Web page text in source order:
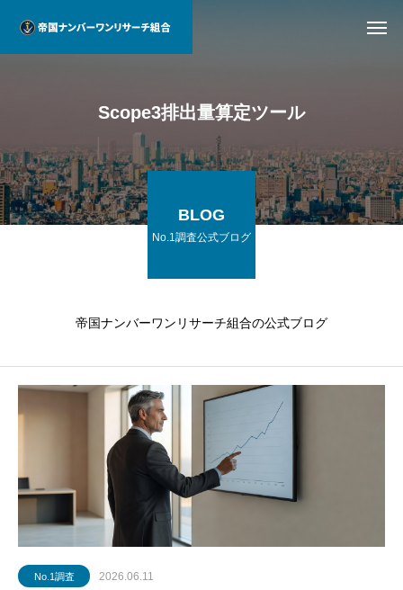
Scope3排出量算定ツール
BLOG
No.1調査公式ブログ
帝国ナンバーワンリサーチ組合の公式ブログ
No.1調査 2026.06.11